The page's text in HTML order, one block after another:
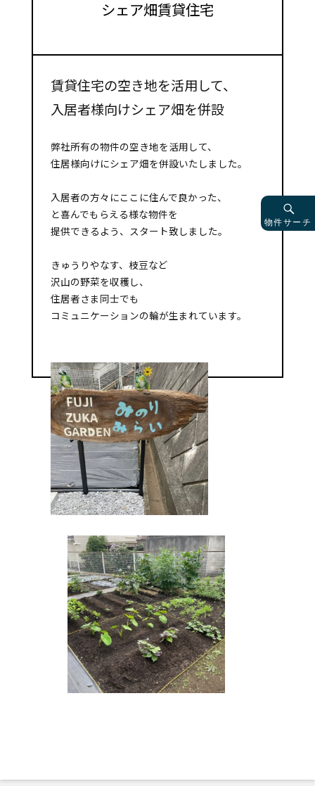
シェア畑賃貸住宅
賃貸住宅の空き地を活用して、
入居者様向けシェア畑を併設
弊社所有の物件の空き地を活用して、
住居様向けにシェア畑を併設いたしました。
入居者の方々にここに住んで良かった、
と喜んでもらえる様な物件を
提供できるよう、スタート致しました。
きゅうりやなす、枝豆など
沢山の野菜を収穫し、
住居者さま同士でも
コミュニケーションの輪が生まれています。
物件サーチ